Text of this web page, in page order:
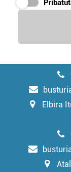
irakurri
Elbira